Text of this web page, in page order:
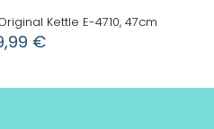
Kettle E-4710, 47cm
€